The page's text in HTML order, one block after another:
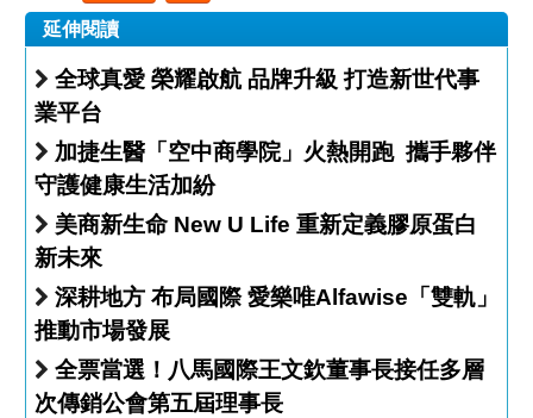
延伸閱讀
全球真愛 榮耀啟航 品牌升級 打造新世代事
業平台
加捷生醫「空中商學院」火熱開跑 攜手夥伴
守護健康生活加紛
美商新生命 New U Life 重新定義膠原蛋白
新未來
深耕地方 布局國際 愛樂唯Alfawise「雙軌」
推動市場發展
全票當選！八馬國際王文欽董事長接任多層
次傳銷公會第五屆理事長